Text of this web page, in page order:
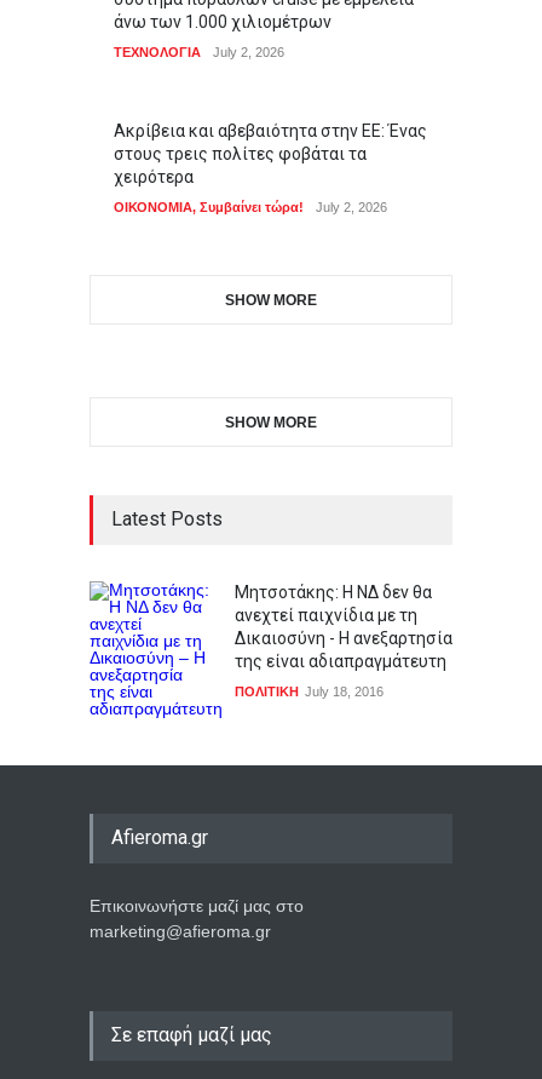
άνω των 1.000 χιλιομέτρων
ΤΕΧΝΟΛΟΓΙΑ July 2, 2026
Ακρίβεια και αβεβαιότητα στην ΕΕ: Ένας
στους τρεις πολίτες φοβάται τα
χειρότερα
ΟΙΚΟΝΟΜΙΑ, Συμβαίνει τώρα! July 2, 2026
SHOW MORE
SHOW MORE
Latest Posts
Μητσοτάκης: Η ΝΔ δεν θα
ανεχτεί παιχνίδια με τη
Δικαιοσύνη - Η ανεξαρτησία
της είναι αδιαπραγμάτευτη
ΠΟΛΙΤΙΚΗ July 18, 2016
Afieroma.gr
Επικοινωνήστε μαζί μας στο
marketing@afieroma.gr
Σε επαφή μαζί μας